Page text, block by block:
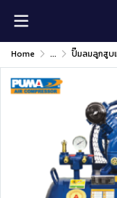
Home ... ปั๊มลมลูกสูบ